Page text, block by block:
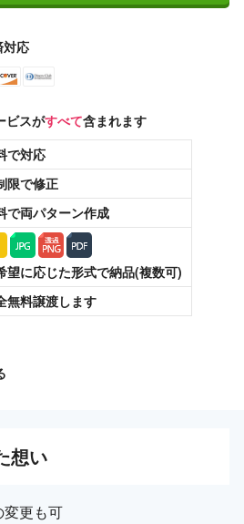
対応
ビスがすべて含まれます
で対応
限で修正
で両パターン作成
望に応じた形式で納品(複数可)
無料譲渡します
想い
更も可